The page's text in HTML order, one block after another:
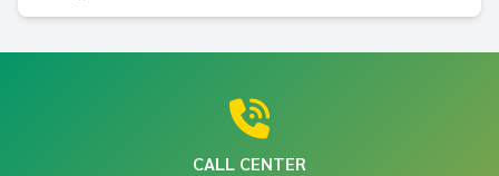
CALL CENTER